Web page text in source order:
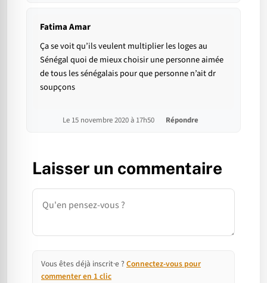
Fatima Amar
Ça se voit qu’ils veulent multiplier les loges au
Sénégal quoi de mieux choisir une personne aimée
de tous les sénégalais pour que personne n’ait dr
soupçons
Le 15 novembre 2020 à 17h50 Répondre
Laisser un commentaire
Commentaire
Vous êtes déjà inscrit·e ? Connectez-vous pour
commenter en 1 clic